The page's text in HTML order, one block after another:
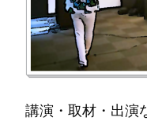
講演・取材・出演